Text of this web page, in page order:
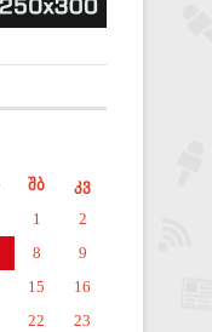
შბ
კვ
1
2
8
9
15
16
22
23